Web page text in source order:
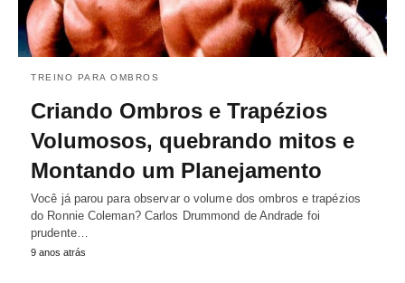
TREINO PARA OMBROS
Criando Ombros e Trapézios
Volumosos, quebrando mitos e
Montando um Planejamento
Você já parou para observar o volume dos ombros e trapézios
do Ronnie Coleman? Carlos Drummond de Andrade foi
prudente…
9 anos atrás